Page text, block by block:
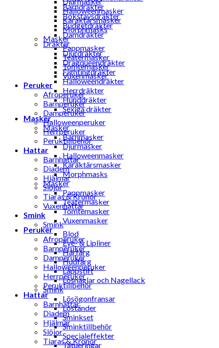
Halloweenmasker
Karaktärsmasker
Morphmasks
Masker
Pappmasker
Teatermasker
Tomtemasker
Vuxenmasker
Peruker
Afroperuker
Barnperuker
Damperuker
Halloweenperuker
Herrperuker
Peruktillbehör
Hattar
Barnhattar
Diadem
Hjälmar
Slöjor
Tiaras & Kronor
Vuxenhattar
Smink
Smink
Blod
Eye- & Lipliner
Hårfärg
Hudfärg
Läppstift
Lösnaglar och Nagellack
Smink
Lösögonfransar
Löständer
Sminkset
Sminktillbehör
Specialeffekter
Tatueringar
Barndräkter
Bokstavsdräkter
Budgetdräkter
Damdräkter
Dräkter
Djurdräkter
Dragqueendräkter
Fightingdräkter
Halloweendräkter
Herrdräkter
Hunddräkter
Sexiga dräkter
Masker
Masker
Barnmasker
Djurmasker
Halloweenmasker
Karaktärsmasker
Morphmasks
Masker
Pappmasker
Teatermasker
Tomtemasker
Vuxenmasker
Peruker
Afroperuker
Barnperuker
Damperuker
Halloweenperuker
Herrperuker
Peruktillbehör
Hattar
Barnhattar
Diadem
Hjälmar
Slöjor
Tiaras & Kronor